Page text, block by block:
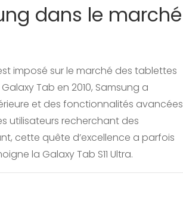
dans le marché
imposé sur le marché des tablettes
Tab en 2010, Samsung a
et des fonctionnalités avancées
utilisateurs recherchant des
cette quête d’excellence a parfois
la Galaxy Tab S11 Ultra.